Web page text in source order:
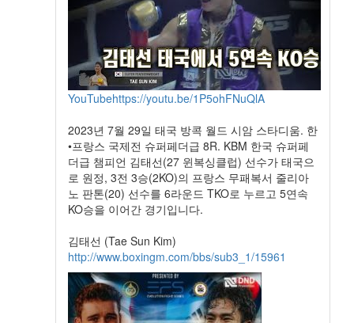
YouTubehttps://youtu.be/1P5ohFNuQlA
2023년 7월 29일 태국 방콕 월드 시암 스타디움. 한
•프랑스 국제전 슈퍼페더급 8R. KBM 한국 슈퍼페
더급 챔피언 김태선(27 윈복싱클럽) 선수가 태국으
로 원정, 3전 3승(2KO)의 프랑스 무패복서 줄리아
노 판톤(20) 선수를 6라운드 TKO로 누르고 5연속
KO승을 이어간 경기입니다.
김태선 (Tae Sun Kim)
http://www.boxingm.com/bbs/sub3_1/15961